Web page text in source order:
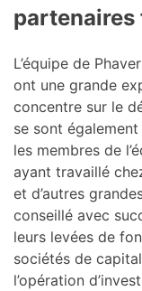
L’équipe de
ont une grande
concentre sur le
se sont
les membres de
ayant travaillé
et d’autres
conseillé avec
leurs levées de
sociétés de
l’opération